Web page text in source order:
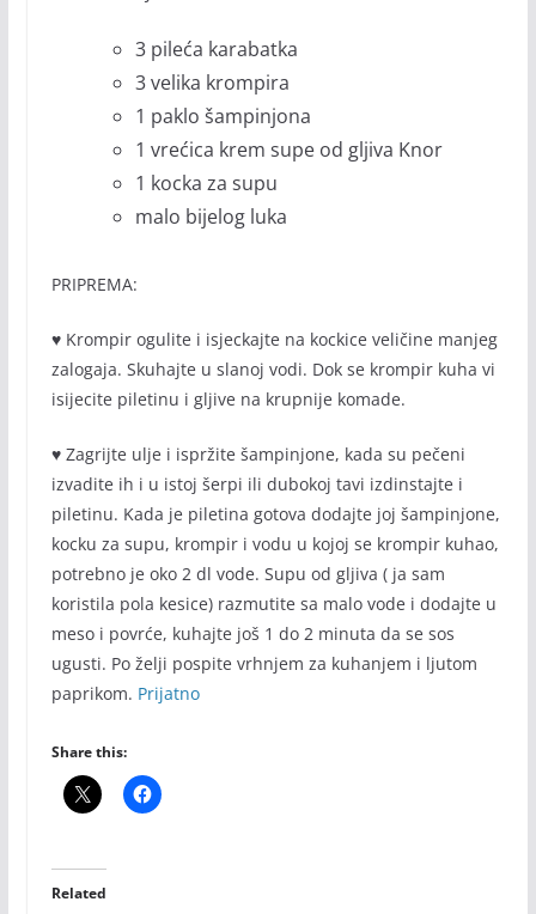
3 pileća karabatka
3 velika krompira
1 paklo šampinjona
1 vrećica krem supe od gljiva Knor
1 kocka za supu
malo bijelog luka
PRIPREMA:
♥ Krompir ogulite i isjeckajte na kockice veličine manjeg
zalogaja. Skuhajte u slanoj vodi. Dok se krompir kuha vi
isijecite piletinu i gljive na krupnije komade.
♥ Zagrijte ulje i ispržite šampinjone, kada su pečeni
izvadite ih i u istoj šerpi ili dubokoj tavi izdinstajte i
piletinu. Kada je piletina gotova dodajte joj šampinjone,
kocku za supu, krompir i vodu u kojoj se krompir kuhao,
potrebno je oko 2 dl vode. Supu od gljiva ( ja sam
koristila pola kesice) razmutite sa malo vode i dodajte u
meso i povrće, kuhajte još 1 do 2 minuta da se sos
ugusti. Po želji pospite vrhnjem za kuhanjem i ljutom
paprikom. Prijatno
Share this:
Related